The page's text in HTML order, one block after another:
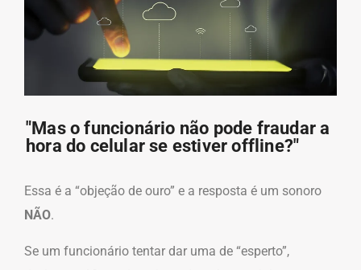
"Mas o funcionário não pode fraudar a
hora do celular se estiver offline?"
Essa é a “objeção de ouro” e a resposta é um sonoro
NÃO.
Se um funcionário tentar dar uma de “esperto”,